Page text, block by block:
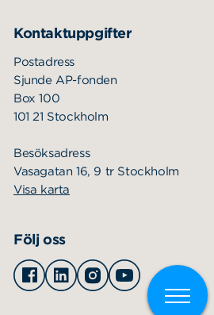
Kontaktuppgifter
Postadress
Sjunde AP-fonden
Box 100
101 21 Stockholm
Besöksadress
Vasagatan 16, 9 tr Stockholm
Visa karta
Följ oss
Facebook
LinkedinInstagramYoutube